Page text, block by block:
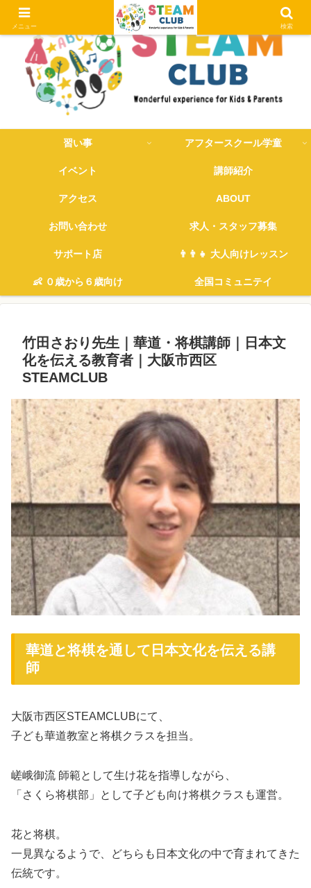
習い事 アフタースクール学童
イベント 講師紹介
アクセス ABOUT
お問い合わせ 求人・スタッフ募集
サポート店 👨‍👨‍👧 大人向けレッスン
👶 ０歳から６歳向け 全国コミュニテイ
竹田さおり先生｜華道・将棋講師｜日本文
化を伝える教育者｜大阪市西区
STEAMCLUB
華道と将棋を通して日本文化を伝える講
師
大阪市西区STEAMCLUBにて、
子ども華道教室と将棋クラスを担当。
嵯峨御流 師範として生け花を指導しながら、
「さくら将棋部」として子ども向け将棋クラスも運営。
花と将棋。
一見異なるようで、どちらも日本文化の中で育まれてきた
伝統です。
メニュー 検索